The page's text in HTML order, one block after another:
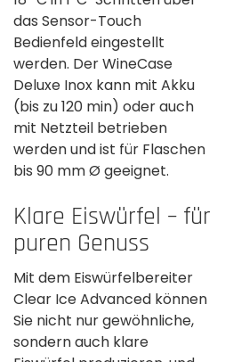
das Sensor-Touch
Bedienfeld eingestellt
werden. Der WineCase
Deluxe Inox kann mit Akku
(bis zu 120 min) oder auch
mit Netzteil betrieben
werden und ist für Flaschen
bis 90 mm Ø geeignet.
Klare Eiswürfel – für
puren Genuss
Mit dem Eiswürfelbereiter
Clear Ice Advanced können
Sie nicht nur gewöhnliche,
sondern auch klare